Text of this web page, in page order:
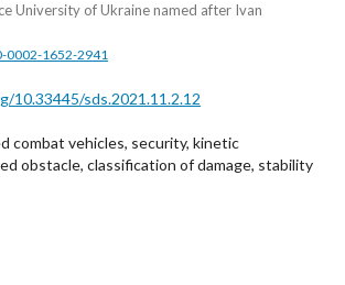
University of Ukraine named after Ivan
0002-1652-2941
10.33445/sds.2021.11.2.12
combat vehicles, security, kinetic
obstacle, classification of damage, stability